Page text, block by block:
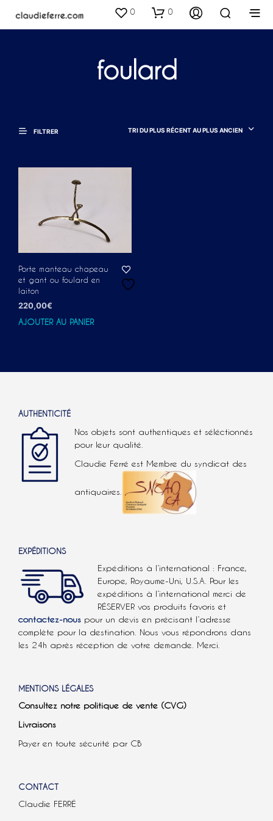
0 0
foulard
FILTRER TRI DU PLUS RÉCENT AU PLUS ANCIEN
Porte manteau chapeau
et gant ou foulard en
laiton
220,00€
AJOUTER AU PANIER
AUTHENTICITÉ
Nos objets sont authentiques et séléctionnés
pour leur qualité.
Claudie Ferré est Membre du syndicat des
antiquaires.
EXPÉDITIONS
Expéditions à l’international : France,
Europe, Royaume-Uni, U.S.A. Pour les
expéditions à l’international merci de
RÉSERVER vos produits favoris et
contactez-nous pour un devis en précisant l’adresse
complète pour la destination. Nous vous répondrons dans
les 24h après réception de votre demande. Merci.
MENTIONS LÉGALES
Consultez notre politique de vente (CVG)
Livraisons
Payer en toute sécurité par CB
CONTACT
Claudie FERRÉ